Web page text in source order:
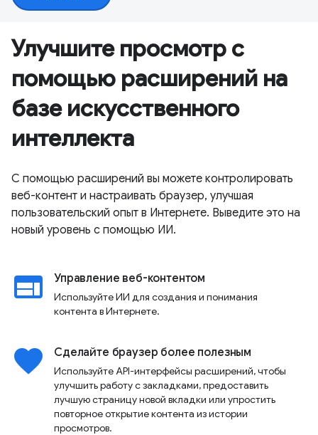
Улучшите просмотр с
помощью расширений на
базе искусственного
интеллекта
С помощью расширений вы можете контролировать
веб-контент и настраивать браузер, улучшая
пользовательский опыт в Интернете. Выведите это на
новый уровень с помощью ИИ.
web Управление веб-контентом
Используйте ИИ для создания и понимания
контента в Интернете.
favorite Сделайте браузер более полезным
Используйте API-интерфейсы расширений, чтобы
улучшить работу с закладками, предоставить
лучшую страницу новой вкладки или упростить
повторное открытие контента из истории
просмотров.